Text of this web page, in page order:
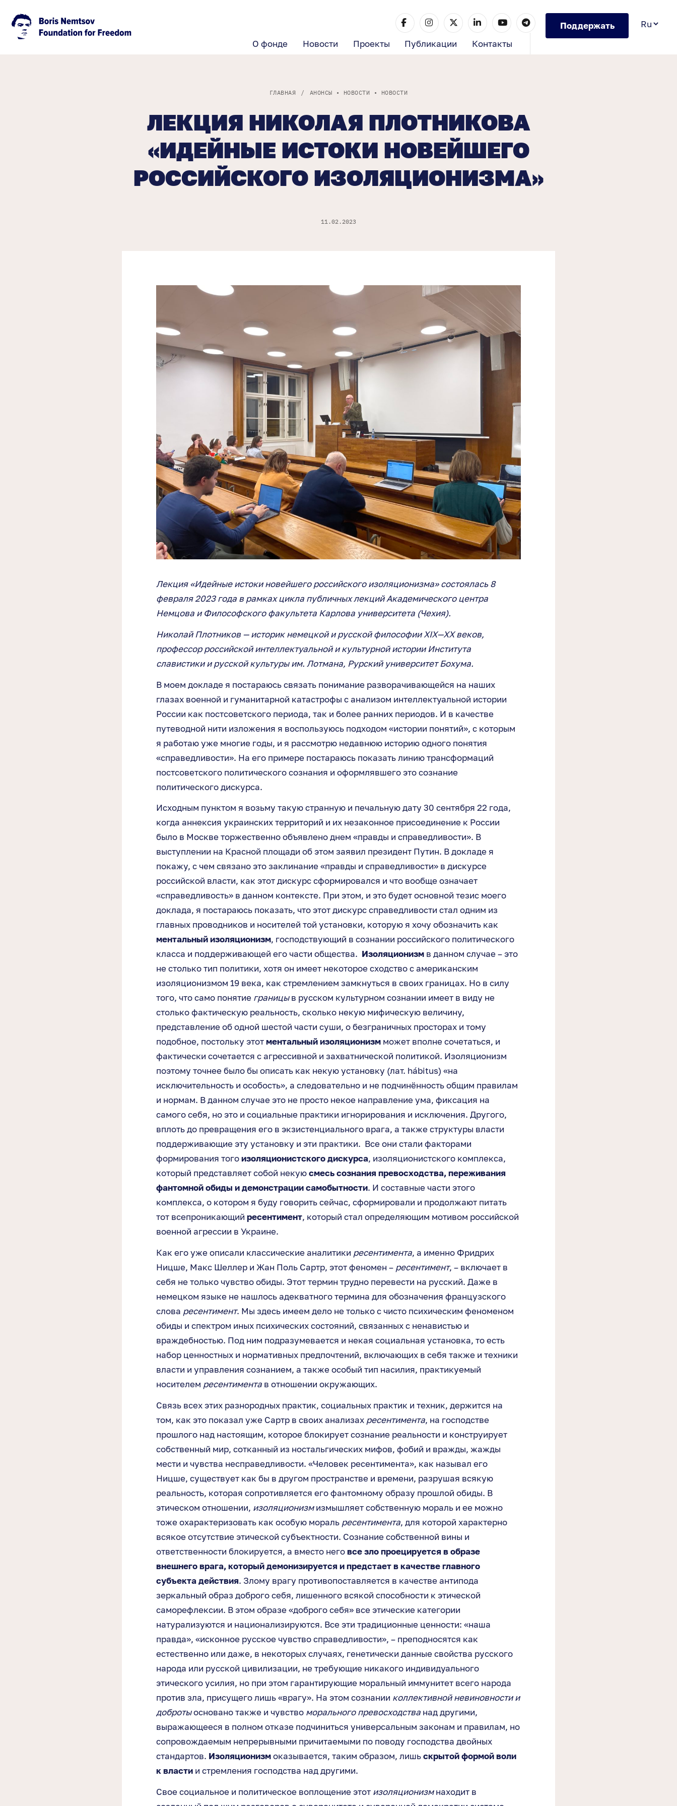
Поддержать
Контакты
Публикации
Проекты
Новости
О фонде
ГЛАВНАЯ / АНОНСЫ • НОВОСТИ • НОВОСТИ
ЛЕКЦИЯ НИКОЛАЯ ПЛОТНИКОВА
«ИДЕЙНЫЕ ИСТОКИ НОВЕЙШЕГО
РОССИЙСКОГО ИЗОЛЯЦИОНИЗМА»
11.02.2023
Лекция «Идейные истоки новейшего российского изоляционизма» состоялась 8
февраля 2023 года в рамках цикла публичных лекций Академического центра
Немцова и Философского факультета Карлова университета (Чехия).
Николай Плотников — историк немецкой и русской философии XIX—XX веков,
профессор российской интеллектуальной и культурной истории Института
славистики и русской культуры им. Лотмана, Рурский университет Бохума.
В моем докладе я постараюсь связать понимание разворачивающейся на наших
глазах военной и гуманитарной катастрофы с анализом интеллектуальной истории
России как постсоветского периода, так и более ранних периодов. И в качестве
путеводной нити изложения я воспользуюсь подходом «истории понятий», с которым
я работаю уже многие годы, и я рассмотрю недавнюю историю одного понятия
«справедливости». На его примере постараюсь показать линию трансформаций
постсоветского политического сознания и оформлявшего это сознание
политического дискурса.
Исходным пунктом я возьму такую странную и печальную дату 30 сентября 22 года,
когда аннексия украинских территорий и их незаконное присоединение к России
было в Москве торжественно объявлено днем «правды и справедливости». В
выступлении на Красной площади об этом заявил президент Путин. В докладе я
покажу, с чем связано это заклинание «правды и справедливости» в дискурсе
российской власти, как этот дискурс сформировался и что вообще означает
«справедливость» в данном контексте. При этом, и это будет основной тезис моего
доклада, я постараюсь показать, что этот дискурс справедливости стал одним из
главных проводников и носителей той установки, которую я хочу обозначить как
ментальный изоляционизм, господствующий в сознании российского политического
класса и поддерживающей его части общества. Изоляционизмв данном случае – это
не столько тип политики, хотя он имеет некоторое сходство с американским
изоляционизмом 19 века, как стремлением замкнуться в своих границах. Но в силу
того, что само понятие границыв русском культурном сознании имеет в виду не
столько фактическую реальность, сколько некую мифическую величину,
представление об одной шестой части суши, о безграничных просторах и тому
подобное, постольку этотментальный изоляционизмможет вполне сочетаться, и
фактически сочетается с агрессивной и захватнической политикой. Изоляционизм
поэтому точнее было бы описать как некую установку (лат. hábitus) «на
исключительность и особость», а следовательно и не подчинённость общим правилам
и нормам. В данном случае это не просто некое направление ума, фиксация на
самого себя, но это и социальные практики игнорирования и исключения. Другого,
вплоть до превращения его в экзистенциального врага, а также структуры власти
поддерживающие эту установку и эти практики. Все они стали факторами
формирования тогоизоляционистского дискурса, изоляционистского комплекса,
который представляет собой некуюсмесь сознания превосходства, переживания
фантомной обиды и демонстрации самобытности. И составные части этого
комплекса, о котором я буду говорить сейчас, сформировали и продолжают питать
тот всепроникающий ресентимент, который стал определяющим мотивом российской
военной агрессии в Украине.
Как его уже описали классические аналитики ресентимента, а именно Фридрих
Ницше, Макс Шеллер и Жан Поль Сартр, этот феномен – ресентимент, – включает в
себя не только чувство обиды. Этот термин трудно перевести на русский. Даже в
немецком языке не нашлось адекватного термина для обозначения французского
слова ресентимент. Мы здесь имеем дело не только с чисто психическим феноменом
обиды и спектром иных психических состояний, связанных с ненавистью и
враждебностью. Под ним подразумевается и некая социальная установка, то есть
набор ценностных и нормативных предпочтений, включающих в себя также и техники
власти и управления сознанием, а также особый тип насилия, практикуемый
носителем ресентиментав отношении окружающих.
Связь всех этих разнородных практик, социальных практик и техник, держится на
том, как это показал уже Сартр в своих анализах ресентимента, на господстве
прошлого над настоящим, которое блокирует сознание реальности и конструирует
собственный мир, сотканный из ностальгических мифов, фобий и вражды, жажды
мести и чувства несправедливости. «Человек ресентимента», как называл его
Ницше, существует как бы в другом пространстве и времени, разрушая всякую
реальность, которая сопротивляется его фантомному образу прошлой обиды. В
этическом отношении, изоляционизмизмышляет собственную мораль и ее можно
тоже охарактеризовать как особую мораль ресентимента, для которой характерно
всякое отсутствие этической субъектности. Сознание собственной вины и
ответственности блокируется, а вместо неговсе зло проецируется в образе
внешнего врага, который демонизируется и предстает в качестве главного
субъекта действия. Злому врагу противопоставляется в качестве антипода
зеркальный образ доброго себя, лишенного всякой способности к этической
саморефлексии. В этом образе «доброго себя» все этические категории
натурализуются и национализируются. Все эти традиционные ценности: «наша
правда», «исконное русское чувство справедливости», – преподносятся как
естественно или даже, в некоторых случаях, генетически данные свойства русского
народа или русской цивилизации, не требующие никакого индивидуального
этического усилия, но при этом гарантирующие моральный иммунитет всего народа
против зла, присущего лишь «врагу». На этом сознании коллективной невиновности и
добротыосновано также и чувство морального превосходстванад другими,
выражающееся в полном отказе подчиниться универсальным законам и правилам, но
сопровождаемым непрерывными причитаемыми по поводу господства двойных
стандартов. Изоляционизмоказывается, таким образом, лишьскрытой формой воли
к властии стремления господства над другими.
Свое социальное и политическое воплощение этот изоляционизмнаходит в